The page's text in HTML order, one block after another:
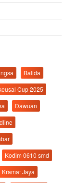
Balida
Cup 2025
Dawuan
Kodim 0610 smd
Kramat Jaya